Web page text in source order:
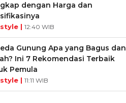
dengan Harga dan
| 12:40 WIB
Gunung Apa yang Bagus dan
Ini 7 Rekomendasi Terbaik
Pemula
| 11:11 WIB